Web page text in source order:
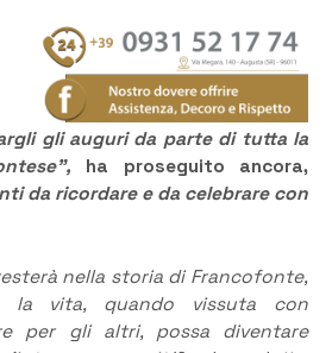
gli auguri da parte di tutta la
ha proseguito ancora,
da ricordare e da celebrare con
nella storia di Francofonte,
la vita, quando vissuta con
per gli altri, possa diventare